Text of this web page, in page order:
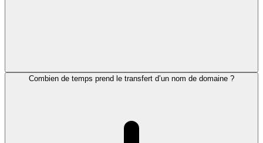
Combien de temps prend le transfert d’un nom de domaine ?